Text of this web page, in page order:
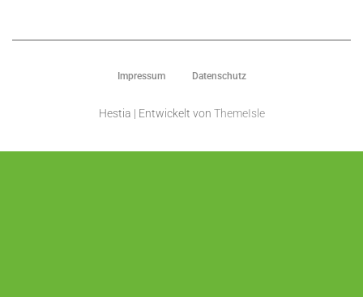
Impressum Datenschutz
Hestia | Entwickelt von ThemeIsle